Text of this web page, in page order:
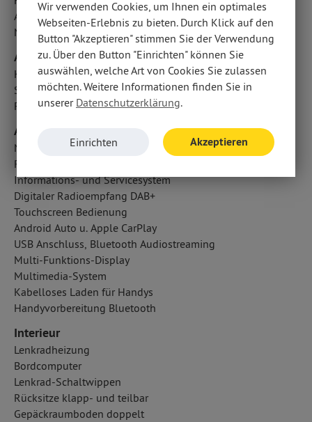
Abbiegelicht
Notbremsassistent
Airbags
Kopfairbag vorn und hinten
Seitenairbag vorn
Fahrer- /Beifahrerairbag
Audio & Kommunikation
Navigationssystem
Radio
Informations- und Servicesystem
Digitaler Radioempfang DAB+
Touchscreen Bedienung
Android Auto u. Apple CarPlay
USB Anschluss, Bluetooth Audiostreaming
Multi-Funktions-Display
Multimedia-System
Kabelloses Laden für Handys
Handyvorbereitung Bluetooth
Interieur
Lenkradheizung
Bordcomputer
Lenkrad-Schaltwippen
Rücksitze klapp- und teilbar
Gepäckraumboden doppelt
Wir verwenden Cookies, um Ihnen ein optimales
Webseiten-Erlebnis zu bieten. Durch Klick auf den
Button "Akzeptieren" stimmen Sie der Verwendung
zu. Über den Button "Einrichten" können Sie
auswählen, welche Art von Cookies Sie zulassen
möchten. Weitere Informationen finden Sie in
unserer Datenschutzerklärung.
Einrichten Akzeptieren